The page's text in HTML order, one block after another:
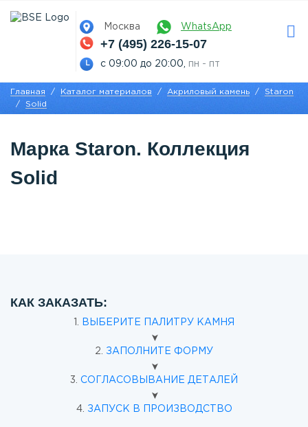
Москва WhatsApp
+7 (495) 226-15-07
с 09:00 до 20:00, пн - пт
Главная Каталог материалов Акриловый камень
Staron
Solid
Марка Staron. Коллекция
Solid
КАК ЗАКАЗАТЬ:
ВЫБЕРИТЕ ПАЛИТРУ КАМНЯ
➤
2. ЗАПОЛНИТЕ ФОРМУ
➤
3. СОГЛАСОВЫВАНИЕ ДЕТАЛЕЙ
➤
4.
ЗАПУСК В ПРОИЗВОДСТВО